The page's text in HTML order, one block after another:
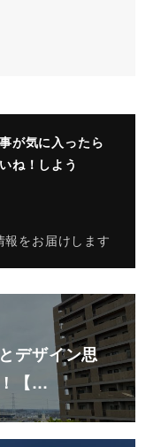
が気に入ったら
ね！しよう
報をお届けします
デザイン思
【…